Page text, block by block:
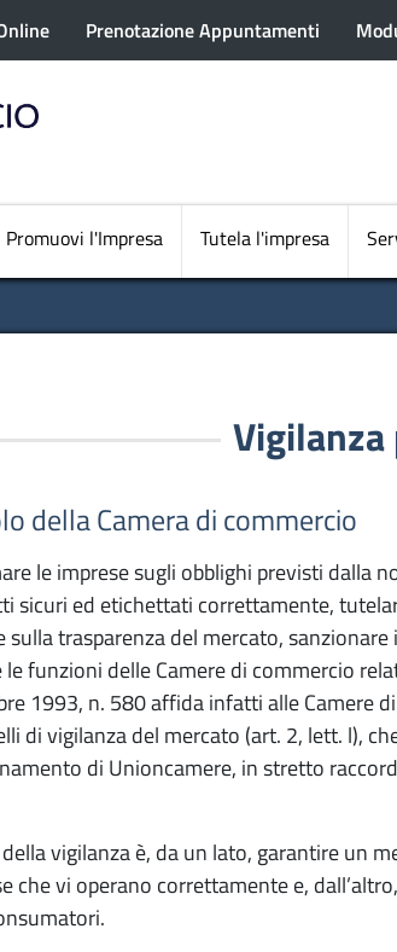
Salta
al
Prenotazione Appuntamenti
Navigazione
Promuovi l'Impresa Tutela l'impresa
della Camera di commercio
le imprese sugli obblighi previsti dalla
sicuri ed etichettati correttamente,
sulla trasparenza del mercato,
le funzioni delle Camere di commercio
1993, n. 580 affida infatti alle Camere
di vigilanza del mercato (art. 2, lett. l),
di Unioncamere, in stretto
vigilanza è, da un lato, garantire un
che vi operano correttamente e,